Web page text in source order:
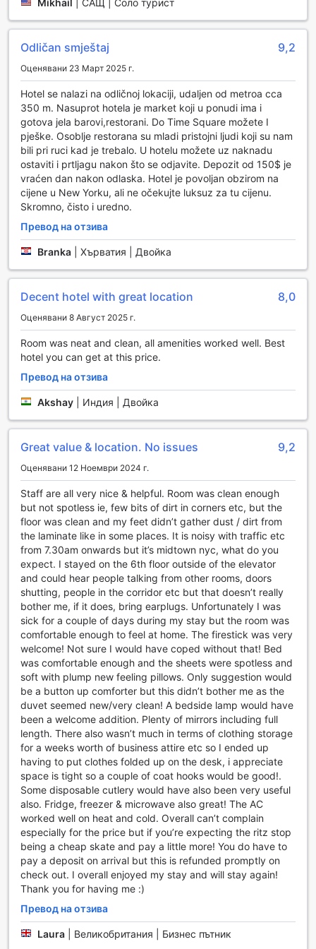
Спортни съоръжения в Hotel 27 by LuxUrban
Hotel 27 by LuxUrban предлага на своите гости
които искат да поддържат активен начин на живот по
време на престоя си в Ню Йорк. Съоръжението е
оборудвано с най-съвременни уреди, включително
кардио машини, тежести и разнообразие от фитнес
аксесоари, което позволява на гостите да се насладят
на интензивни тренировки в удобството на хотела.
Фитнес центърът е проектиран с внимание към
детайлите, предлагащ просторна и светла атмосфера,
която вдъхновява за активност и спорт. Независимо
дали сте опитен спортист или просто искате да се
раздвижите след дългия ден, тук ще намерите всичко
необходимо, за да постигнете своите фитнес цели. Hotel
27 by LuxUrban е идеалното място за любителите на
спорта, които искат да съчетаят удоволствието от
пътуването с активен начин на живот.
Удобства за вашето удобство в Hotel 27 by LuxUrban
Hotel 27 by LuxUrban в Ню Йорк предлага изключителни
удобства, които ще направят престоя ви още по-
приятен и безпроблемен. С услугата за пране и
химическо чистене, можете да се насладите на свежи
и чисти дрехи без усилие. Освен това, стаите предлагат
удобство с рум-сървиз, който ви позволява да се
уюта на вашата стая. За вашата сигурност, хотелът
предлага сейфове, в които можете да съхранявате
ценностите си, и професионален консерж, който е на
разположение да отговори на всякакви ваши
запитвания и нужди.
Свободният Wi-Fi във всички стаи е чудесен начин да
останете свързани с близките си или да планирате
следващите си стъпки в града. За гостите, които ценят
бързината и ефективността, хотелът предлага
експресно настаняване и напускане, което ви
позволява да спестите време и да се насладите на
всичко, което Ню Йорк предлага. Освен това, услугата
за съхранение на багаж е на разположение, за да
можете да проучите града без притеснения за вашите
вещи. Hotel 27 by LuxUrban е идеалното място за тези,
които търсят комфорт и удобство по време на своето
пътуване.
Транспортни удобства в Hotel 27 by LuxUrban
Hotel 27 by LuxUrban предлага изключителни
транспортни удобства, които гарантират, че вашето
пътуване в Ню Йорк ще бъде безпроблемно и приятно.
Гостите могат да се възползват от услугите за валет
паркинг, което осигурява удобно паркиране на вашия
автомобил, без да се налага да търсите място в
натоварените улици на града. Просто оставете колата
си на входа на хотела, а нашите професионални
служители ще се погрижат за всичко останало.
Освен това, Hotel 27 предлага и удобна таксиметрова
услуга, която позволява на гостите да се придвижват
лесно из града. Независимо дали искате да посетите
емблематични забележителности, да се насладите на
шопинг или да опитате местната кухня, нашият екип е
на разположение да организира вашия транспорт. С
тези удобства, вашето преживяване в Ню Йорк ще
бъде не само незабравимо, но и удобно.
Mikhail САЩ | Соло турист
Odličan smještaj 9,2
Оценявани 23 Март 2025 г.
Hotel se nalazi na odličnoj lokaciji, udaljen od metroa cca
350 m. Nasuprot hotela je market koji u ponudi ima i
gotova jela barovi,restorani. Do Time Square možete I
pješke. Osoblje restorana su mladi pristojni ljudi koji su nam
bili pri ruci kad je trebalo. U hotelu možete uz naknadu
ostaviti i prtljagu nakon što se odjavite. Depozit od 150$ je
vraćen dan nakon odlaska. Hotel je povoljan obzirom na
cijene u New Yorku, ali ne očekujte luksuz za tu cijenu.
Skromno, čisto i uredno.
Превод на отзива
Branka Хърватия | Двойка
Decent hotel with great location 8,0
Оценявани 8 Август 2025 г.
Room was neat and clean, all amenities worked well. Best
hotel you can get at this price.
Превод на отзива
Akshay Индия | Двойка
Great value & location. No issues 9,2
Оценявани 12 Ноември 2024 г.
Staff are all very nice & helpful. Room was clean enough
but not spotless ie, few bits of dirt in corners etc, but the
floor was clean and my feet didn’t gather dust / dirt from
the laminate like in some places. It is noisy with traffic etc
from 7.30am onwards but it’s midtown nyc, what do you
expect. I stayed on the 6th floor outside of the elevator
and could hear people talking from other rooms, doors
shutting, people in the corridor etc but that doesn’t really
bother me, if it does, bring earplugs. Unfortunately I was
sick for a couple of days during my stay but the room was
comfortable enough to feel at home. The firestick was very
welcome! Not sure I would have coped without that! Bed
was comfortable enough and the sheets were spotless and
soft with plump new feeling pillows. Only suggestion would
be a button up comforter but this didn’t bother me as the
duvet seemed new/very clean! A bedside lamp would have
been a welcome addition. Plenty of mirrors including full
length. There also wasn’t much in terms of clothing storage
for a weeks worth of business attire etc so I ended up
having to put clothes folded up on the desk, i appreciate
space is tight so a couple of coat hooks would be good!.
Some disposable cutlery would have also been very useful
also. Fridge, freezer & microwave also great! The AC
worked well on heat and cold. Overall can’t complain
especially for the price but if you’re expecting the ritz stop
being a cheap skate and pay a little more! You do have to
pay a deposit on arrival but this is refunded promptly on
check out. I overall enjoyed my stay and will stay again!
Thank you for having me :)
Превод на отзива
Laura Великобритания | Бизнес пътник